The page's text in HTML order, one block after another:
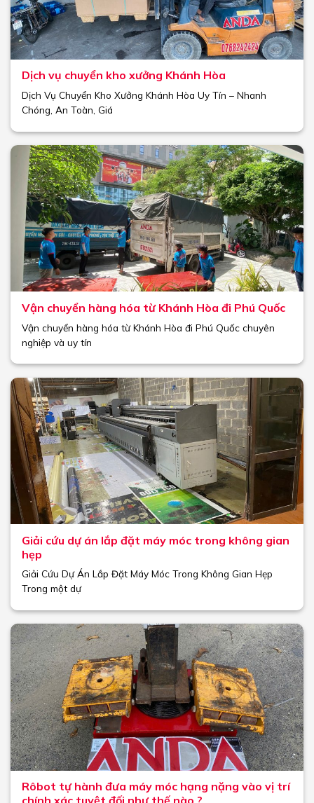
Dịch vụ chuyển kho xưởng Khánh Hòa
Dịch Vụ Chuyển Kho Xưởng Khánh Hòa Uy Tín – Nhanh
Chóng, An Toàn, Giá
Vận chuyển hàng hóa từ Khánh Hòa đi Phú Quốc
Vận chuyển hàng hóa từ Khánh Hòa đi Phú Quốc chuyên
nghiệp và uy tín
Giải cứu dự án lắp đặt máy móc trong không gian
hẹp
Giải Cứu Dự Án Lắp Đặt Máy Móc Trong Không Gian Hẹp
Trong một dự
Rôbot tự hành đưa máy móc hạng nặng vào vị trí